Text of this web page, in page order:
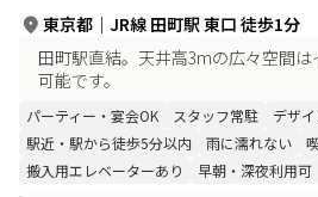
東京都 ｜ JR線 田町駅 東口 徒歩1分
田町駅直結。天井高3mの広々空間
可能です。
パーティー・宴会OK スタッフ常駐
デザ
駅近・駅から徒歩5分以内
雨に濡れない
搬入用エレベーターあり
早朝・深夜利用可